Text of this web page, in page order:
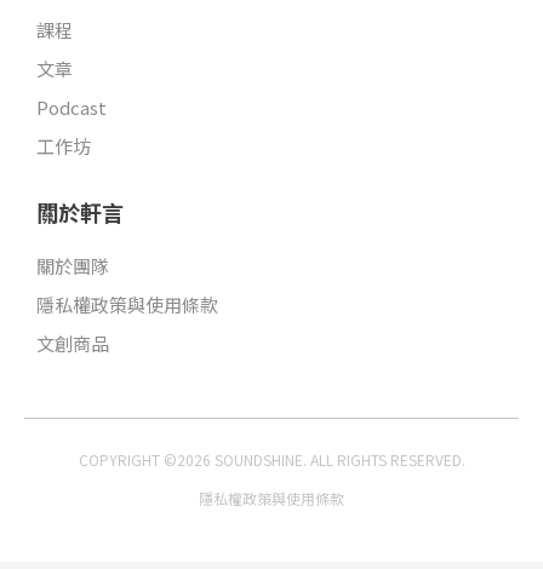
課程
文章
Podcast
工作坊
關於軒言
關於團隊
隱私權政策與使用條款
文創商品
COPYRIGHT ©2026 SOUNDSHINE. ALL RIGHTS RESERVED.
隱私權政策與使用條款